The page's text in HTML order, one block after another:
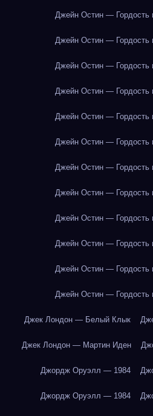
Джейн Остин — Гордость
Джейн Остин — Гордость
Джейн Остин — Гордость
Джейн Остин — Гордость
Джейн Остин — Гордость
Джейн Остин — Гордость
Джейн Остин — Гордость
Джейн Остин — Гордость
Джейн Остин — Гордость
Джейн Остин — Гордость
Джейн Остин — Гордость
Джейн Остин — Гордость
Джек Лондон — Белый Клык
Джек Лондон — Мартин Иден
Джордж Оруэлл — 1984
Джордж Оруэлл — 1984